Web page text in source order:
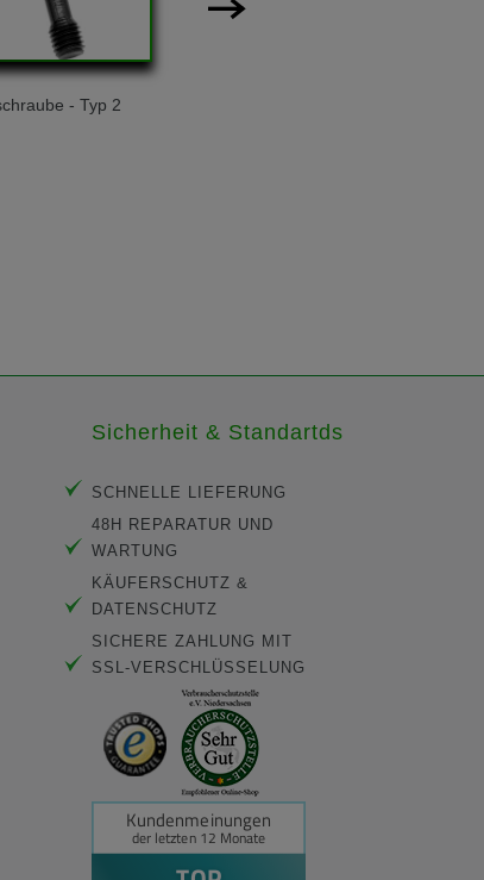
- Typ 2
Sicherheit & Standartds
SCHNELLE LIEFERUNG
48H REPARATUR UND
WARTUNG
KÄUFERSCHUTZ &
DATENSCHUTZ
SICHERE ZAHLUNG MIT
SSL-VERSCHLÜSSELUNG